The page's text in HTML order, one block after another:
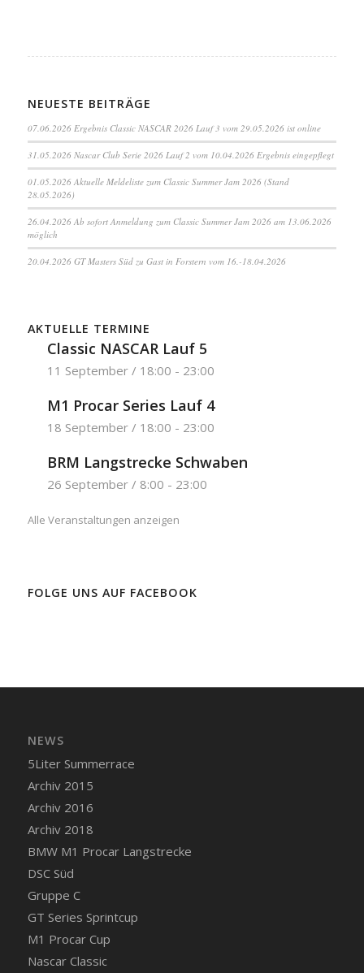
NEUESTE BEITRÄGE
07.06.2026 Ergebnis Classic NASCAR 2026 Lauf 3 vom 29.05.2026 ist online
31.05.2026 Nascar Club Serie 2026 Lauf 2 vom 10.04.2026 Ergebnis eingepflegt
01.05.2026 Aktuelle Meldeliste zum Classic Summer Jam 2026 (Stand
28.05.2026)
26.04.2026 Ab sofort Anmeldung zum Classic Summer Jam 2026 am 13.06.2026
möglich
20.04.2026 GT Masters Süd zu Gast in Forstern vom 16.-18.04.2026
AKTUELLE TERMINE
Classic NASCAR Lauf 5
11 September / 18:00 - 23:00
M1 Procar Series Lauf 4
18 September / 18:00 - 23:00
BRM Langstrecke Schwaben
26 September / 8:00 - 23:00
Alle Veranstaltungen anzeigen
FOLGE UNS AUF FACEBOOK
NEWS
5Liter Summerrace
Archiv 2015
Archiv 2016
Archiv 2018
BMW M1 Procar Langstrecke
DSC Süd
Gruppe C
GT Series Sprintcup
M1 Procar Cup
Nascar Classic